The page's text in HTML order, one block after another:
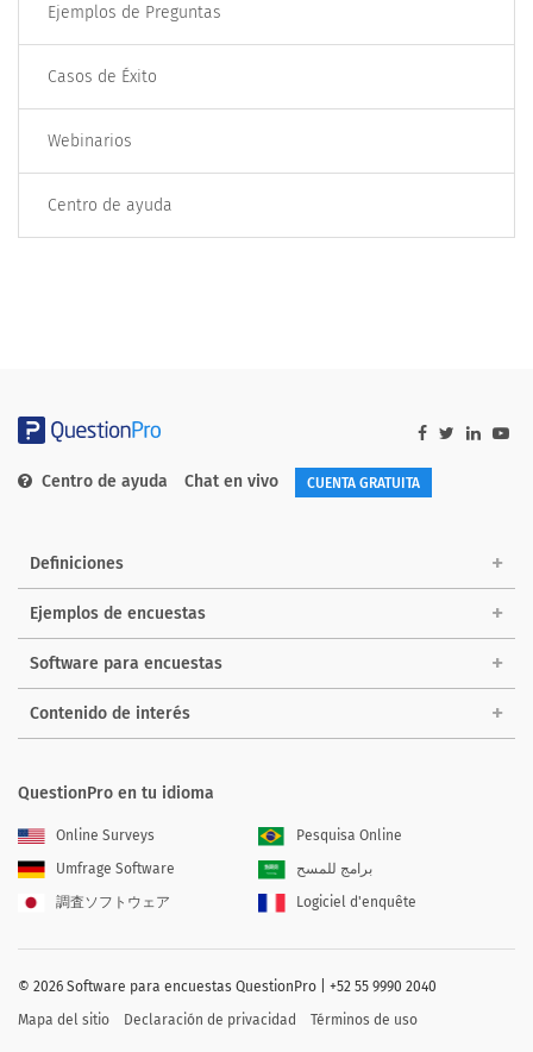
Ejemplos de Preguntas
Casos de Éxito
Webinarios
Centro de ayuda
Centro de ayuda Chat en vivo CUENTA GRATUITA
Definiciones
Ejemplos de encuestas
Software para encuestas
Contenido de interés
QuestionPro en tu idioma
Online Surveys
Pesquisa Online
Umfrage Software
برامج للمسح
調査ソフトウェア
Logiciel d'enquête
© 2026 Software para encuestas QuestionPro | +52 55 9990 2040
Mapa del sitio
Declaración de privacidad Términos de uso